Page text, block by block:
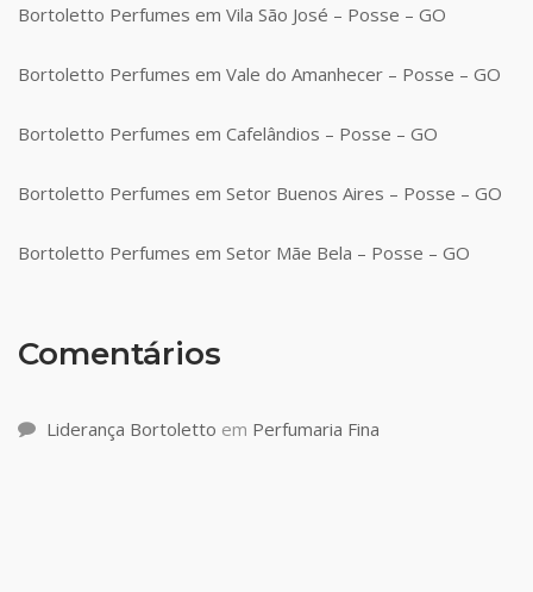
Bortoletto Perfumes em Vila São José – Posse – GO
Bortoletto Perfumes em Vale do Amanhecer – Posse – GO
Bortoletto Perfumes em Cafelândios – Posse – GO
Bortoletto Perfumes em Setor Buenos Aires – Posse – GO
Bortoletto Perfumes em Setor Mãe Bela – Posse – GO
Comentários
Liderança Bortoletto em Perfumaria Fina